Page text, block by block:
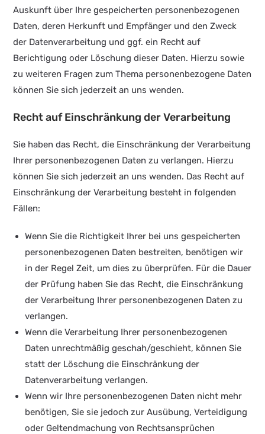
Auskunft über Ihre gespeicherten personenbezogenen
Daten, deren Herkunft und Empfänger und den Zweck
der Datenverarbeitung und ggf. ein Recht auf
Berichtigung oder Löschung dieser Daten. Hierzu sowie
zu weiteren Fragen zum Thema personenbezogene Daten
können Sie sich jederzeit an uns wenden.
Recht auf Einschränkung der Verarbeitung
Sie haben das Recht, die Einschränkung der Verarbeitung
Ihrer personenbezogenen Daten zu verlangen. Hierzu
können Sie sich jederzeit an uns wenden. Das Recht auf
Einschränkung der Verarbeitung besteht in folgenden
Fällen:
Wenn Sie die Richtigkeit Ihrer bei uns gespeicherten
personenbezogenen Daten bestreiten, benötigen wir
in der Regel Zeit, um dies zu überprüfen. Für die Dauer
der Prüfung haben Sie das Recht, die Einschränkung
der Verarbeitung Ihrer personenbezogenen Daten zu
verlangen.
Wenn die Verarbeitung Ihrer personenbezogenen
Daten unrechtmäßig geschah/geschieht, können Sie
statt der Löschung die Einschränkung der
Datenverarbeitung verlangen.
Wenn wir Ihre personenbezogenen Daten nicht mehr
benötigen, Sie sie jedoch zur Ausübung, Verteidigung
oder Geltendmachung von Rechtsansprüchen